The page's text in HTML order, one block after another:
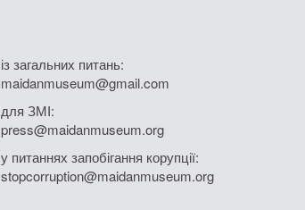
із загальних питань:
maidanmuseum@gmail.com
для ЗМІ:
press@maidanmuseum.org
у питаннях запобігання корупції:
stopcorruption@maidanmuseum.org